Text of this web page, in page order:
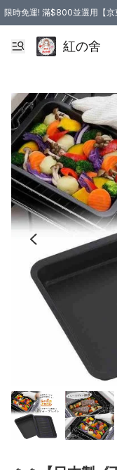
限時免運! 滿$800並選用【京
紅の舍